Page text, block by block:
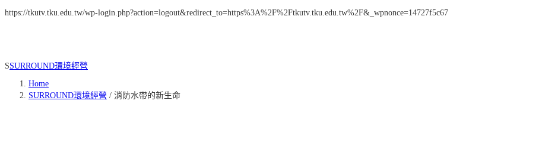
https://tkutv.tku.edu.tw/wp-login.php?action=logout&redirect_to=https%3A%2F%2Ftkutv.tku.edu.tw%2F&_wpnonce=14727f5c67
SSURROUND環境經營
Home
SURROUND環境經營 / 消防水帶的新生命